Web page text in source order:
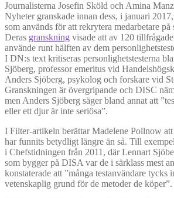
Journalisterna Josefin Sköld och Amina
Nyheter granskade innan dess, i januari
som används för att rekrytera medarbetare på
Deras granskning visade att av 120
använde runt hälften av dem
I DN:s text kritiseras personlighetstesterna
Sjöberg, professor emeritus vid
Anders Sjöberg, psykolog och forskare vid
Granskningen är övergripande och DISC
men Anders Sjöberg säger bland annat att
eller ett djur är inte seriösa”.
I Filter-artikeln berättar Madelene Pollnow
har funnits betydligt längre än så. Till
i Chefstidningen från 2011, där Lennart
som bygger på DISA var de i särklass mest
konstaterade att ”många testanvändare tycks
vetenskaplig grund för de metoder de köper”.